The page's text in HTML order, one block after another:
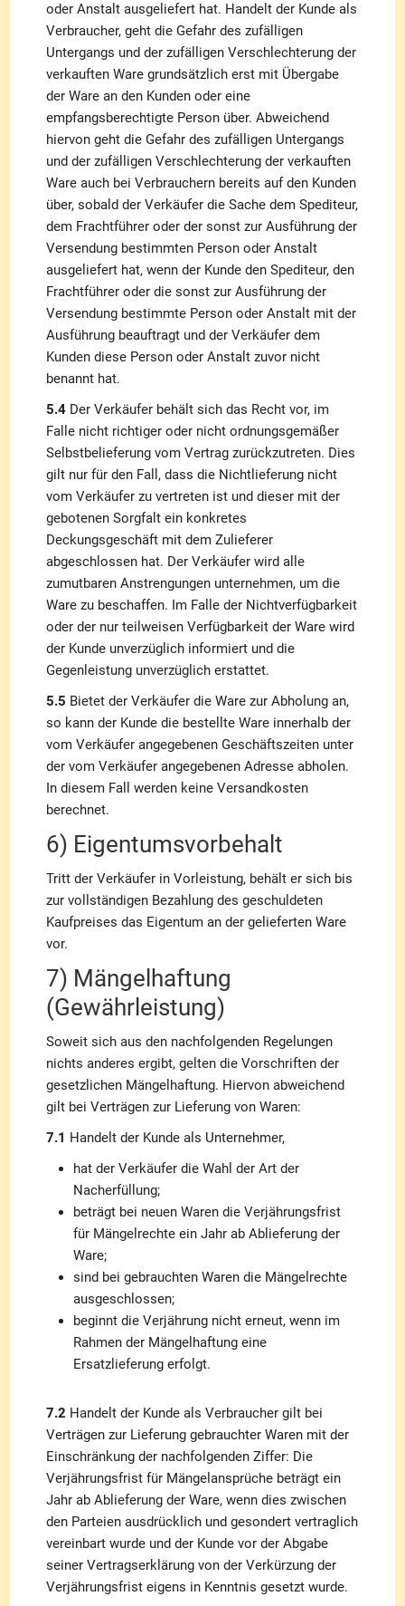
oder Anstalt ausgeliefert hat. Handelt der Kunde als
Verbraucher, geht die Gefahr des zufälligen
Untergangs und der zufälligen Verschlechterung der
verkauften Ware grundsätzlich erst mit Übergabe
der Ware an den Kunden oder eine
empfangsberechtigte Person über. Abweichend
hiervon geht die Gefahr des zufälligen Untergangs
und der zufälligen Verschlechterung der verkauften
Ware auch bei Verbrauchern bereits auf den Kunden
über, sobald der Verkäufer die Sache dem Spediteur,
dem Frachtführer oder der sonst zur Ausführung der
Versendung bestimmten Person oder Anstalt
ausgeliefert hat, wenn der Kunde den Spediteur, den
Frachtführer oder die sonst zur Ausführung der
Versendung bestimmte Person oder Anstalt mit der
Ausführung beauftragt und der Verkäufer dem
Kunden diese Person oder Anstalt zuvor nicht
benannt hat.
5.4 Der Verkäufer behält sich das Recht vor, im
Falle nicht richtiger oder nicht ordnungsgemäßer
Selbstbelieferung vom Vertrag zurückzutreten. Dies
gilt nur für den Fall, dass die Nichtlieferung nicht
vom Verkäufer zu vertreten ist und dieser mit der
gebotenen Sorgfalt ein konkretes
Deckungsgeschäft mit dem Zulieferer
abgeschlossen hat. Der Verkäufer wird alle
zumutbaren Anstrengungen unternehmen, um die
Ware zu beschaffen. Im Falle der Nichtverfügbarkeit
oder der nur teilweisen Verfügbarkeit der Ware wird
der Kunde unverzüglich informiert und die
Gegenleistung unverzüglich erstattet.
5.5 Bietet der Verkäufer die Ware zur Abholung an,
so kann der Kunde die bestellte Ware innerhalb der
vom Verkäufer angegebenen Geschäftszeiten unter
der vom Verkäufer angegebenen Adresse abholen.
In diesem Fall werden keine Versandkosten
berechnet.
6) Eigentumsvorbehalt
Tritt der Verkäufer in Vorleistung, behält er sich bis
zur vollständigen Bezahlung des geschuldeten
Kaufpreises das Eigentum an der gelieferten Ware
vor.
7) Mängelhaftung
(Gewährleistung)
Soweit sich aus den nachfolgenden Regelungen
nichts anderes ergibt, gelten die Vorschriften der
gesetzlichen Mängelhaftung. Hiervon abweichend
gilt bei Verträgen zur Lieferung von Waren:
7.1 Handelt der Kunde als Unternehmer,
hat der Verkäufer die Wahl der Art der
Nacherfüllung;
beträgt bei neuen Waren die Verjährungsfrist
für Mängelrechte ein Jahr ab Ablieferung der
Ware;
sind bei gebrauchten Waren die Mängelrechte
ausgeschlossen;
beginnt die Verjährung nicht erneut, wenn im
Rahmen der Mängelhaftung eine
Ersatzlieferung erfolgt.
7.2 Handelt der Kunde als Verbraucher gilt bei
Verträgen zur Lieferung gebrauchter Waren mit der
Einschränkung der nachfolgenden Ziffer: Die
Verjährungsfrist für Mängelansprüche beträgt ein
Jahr ab Ablieferung der Ware, wenn dies zwischen
den Parteien ausdrücklich und gesondert vertraglich
vereinbart wurde und der Kunde vor der Abgabe
seiner Vertragserklärung von der Verkürzung der
Verjährungsfrist eigens in Kenntnis gesetzt wurde.